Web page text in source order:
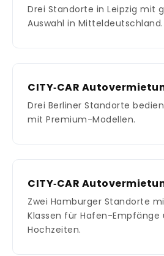
Drei Standorte in Leipzig mit
Auswahl in Mitteldeutschland.
CITY‑CAR
Drei Berliner Standorte
mit Premium-Modellen.
CITY‑CAR
Zwei Hamburger Standorte
Klassen für Hafen-Empfänge
Hochzeiten.